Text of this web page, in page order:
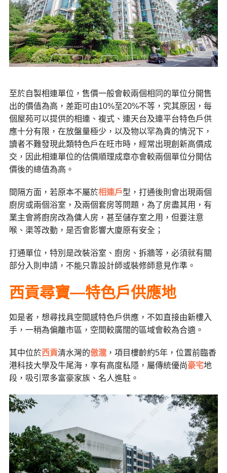
至於自製相連單位，售價一般會較兩個相同的單位分開售
出的價值為高，差距可由10%至20%不等，究其原因，每
個屋苑可以提供的相連、複式、連天台及連平台特色戶供
應十分有限，在放盤量極少，以及物以罕為貴的情況下，
讀者不難發現此類特色戶在旺市時，經常出現創新高價成
交，因此相連單位的估價順理成章亦會較兩個單位分開估
價後的總值為高。
間隔方面，若原本不屬於相連戶型，打通後則會出現兩個
廚房或兩個浴室，及兩個套房等問題，為了房盡其用，有
業主會將廚房改為傭人房，甚至儲存室之用，但要注意
喉、渠等改動，是否會影響大廈原有安全；
打通單位，特別是改裝浴室、廚房、拆牆等，必須就有關
部分入則申請，不能只靠設計師或裝修師意見作準。
西貢尋寶—特色戶供應地
如是者，想尋找具空間感特色戶供應，不如直接由新樓入
手，一稍為偏離市區，空間較廣闊的區域會較為合適。
其中位於西貢清水灣的傲瀧，項目樓齡約5年，位置前臨香
港科技大學及牛尾海，享有高度私隱，屬傳統優尚豪宅地
段，吸引眾多富豪家族、名人進駐。